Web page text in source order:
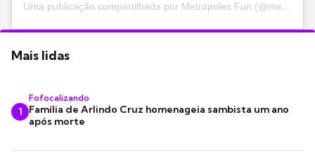
Uma publicação compartilhada por Metrópoles Fun (@metropolesfun)
Mais lidas
1
Fofocalizando
Família de Arlindo Cruz homenageia sambista um ano
após morte